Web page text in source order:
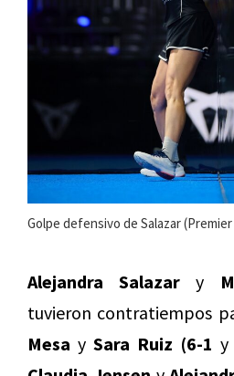
Golpe defensivo de Salazar (Premier
Alejandra Salazar y
tuvieron contratiempos
Mesa ySara Ruiz (6-1 y